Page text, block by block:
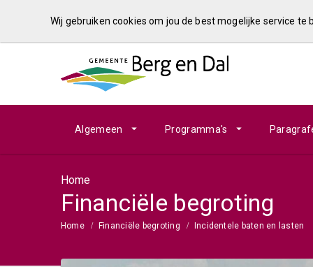
Wij gebruiken cookies om jou de best mogelijke service
Algemeen Programma's
Home
Financiële begroting
Home Financiële begroting Incidentele baten en lasten